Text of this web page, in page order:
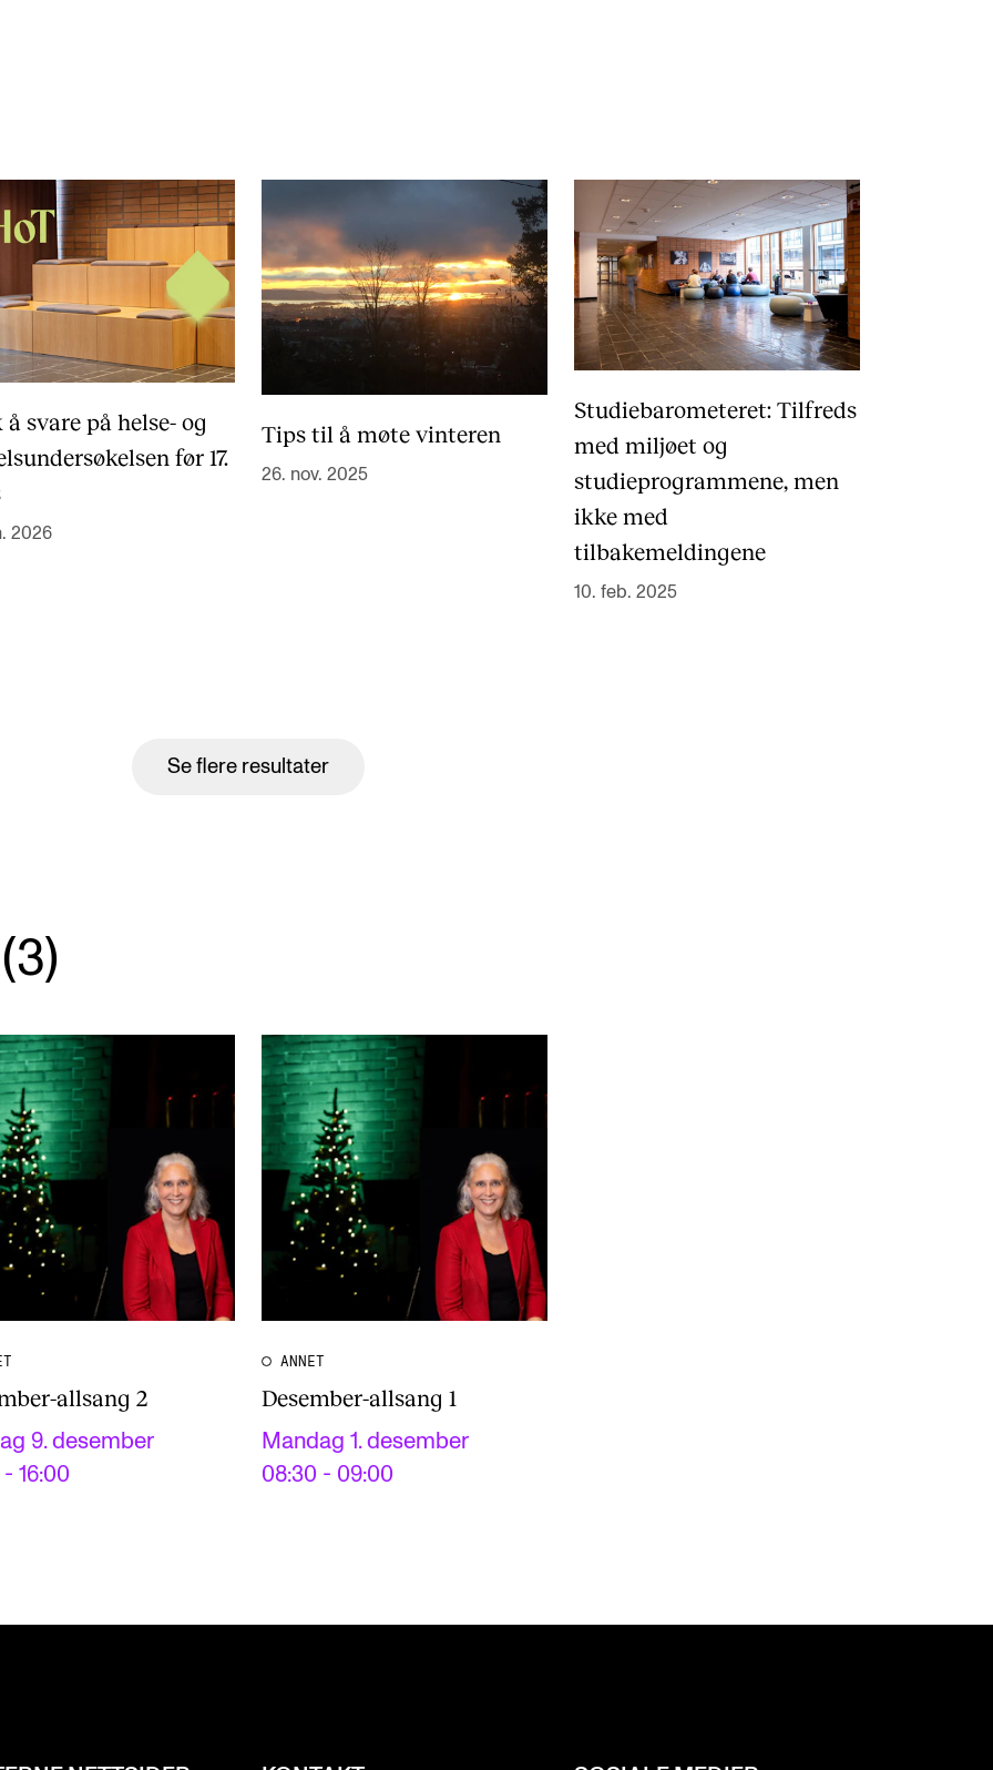
Arrangementer
Nyheter for studenter
Etter noter nyhetsbrev
Kontaktpunkt
Studentutvalet SUT
Biblioteket
Organisasjon
Hvem gjør hva i administrasjonen?
svare på helse- og
før 17.
2026
Tips til å møte vinteren
26. nov. 2025
Studiebarometeret: Tilfreds
med miljøet og
studieprogrammene, men
ikke med
tilbakemeldingene
10. feb. 2025
Se flere resultater
allsang 2
9. desember
- 16:00
ANNET
Desember-allsang 1
Mandag 1. desember
08:30 - 09:00